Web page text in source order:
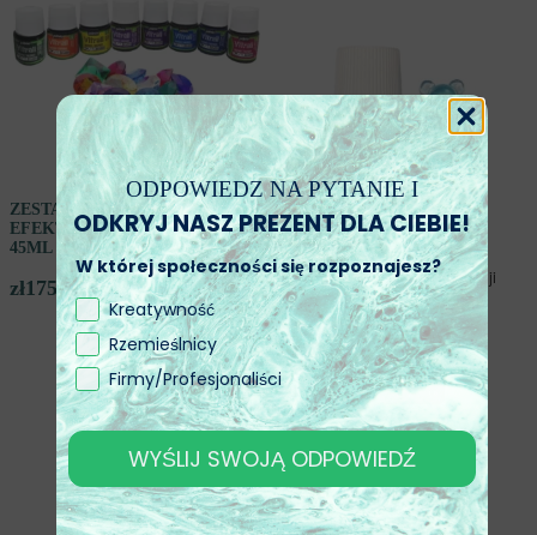
ZESTAW 8 KOLORÓW VITRAIL
EFEKT PRZEZROCZYSTOŚCI x
45ML
zł175,03
BARWNIK “MAGIC
CRYSTAL”
od zł21,12 -17%
ODPOWIEDZ NA PYTANIE I
ODKRYJ NASZ PREZENT DLA CIEBIE!
W której społeczności się rozpoznajesz?
Kreatywność
Rzemieślnicy
Firmy/Profesjonaliści
WYŚLIJ SWOJĄ ODPOWIEDŹ